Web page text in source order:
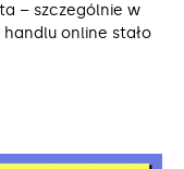
– szczególnie w
online stało